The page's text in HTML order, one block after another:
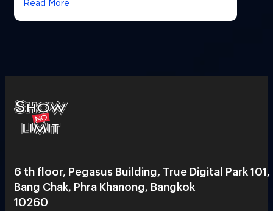
Read More
6 th floor, Pegasus Building, True Digital Park 101,
Bang Chak, Phra Khanong, Bangkok
10260